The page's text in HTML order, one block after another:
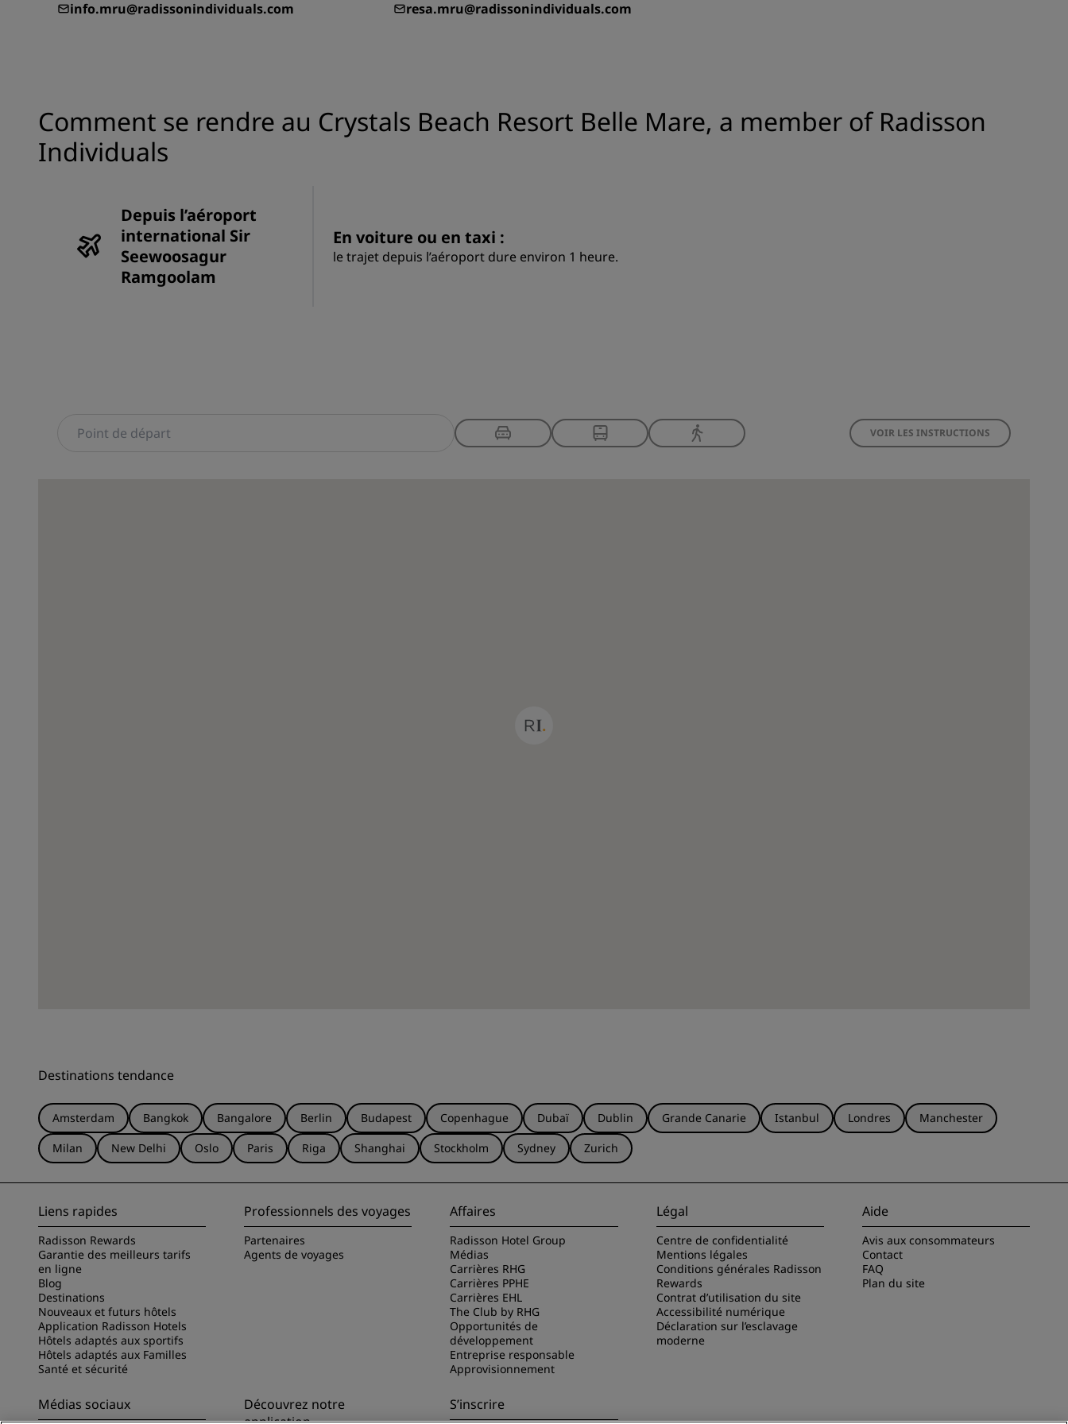
info.mru@radissonindividuals.com
resa.mru@radissonindividuals.com
Comment se rendre au Crystals Beach Resort Belle Mare, a member of Radisson
Individuals
Depuis l’aéroport
international Sir
Seewoosagur
Ramgoolam
En voiture ou en taxi :
le trajet depuis l’aéroport dure environ 1 heure.
VOIR LES INSTRUCTIONS
Destinations tendance
Amsterdam Bangkok Bangalore Berlin Budapest Copenhague Dubaï Dublin Grande Canarie Istanbul Londres
Manchester
Milan
New Delhi Oslo Paris Riga Shanghai Stockholm Sydney Zurich
Liens rapides
Radisson Rewards
Garantie des meilleurs tarifs
en ligne
Blog
Destinations
Nouveaux et futurs hôtels
Application Radisson Hotels
Hôtels adaptés aux sportifs
Hôtels adaptés aux Familles
Santé et sécurité
Professionnels des voyages
Partenaires
Agents de voyages
Affaires
Radisson Hotel Group
Médias
Carrières RHG
Carrières PPHE
Carrières EHL
The Club by RHG
Opportunités de
développement
Entreprise responsable
Approvisionnement
Légal
Centre de confidentialité
Mentions légales
Conditions générales Radisson
Rewards
Contrat d’utilisation du site
Accessibilité numérique
Déclaration sur l’esclavage
moderne
Aide
Avis aux consommateurs
Contact
FAQ
Plan du site
Médias sociaux
Découvrez notre
S’inscrire